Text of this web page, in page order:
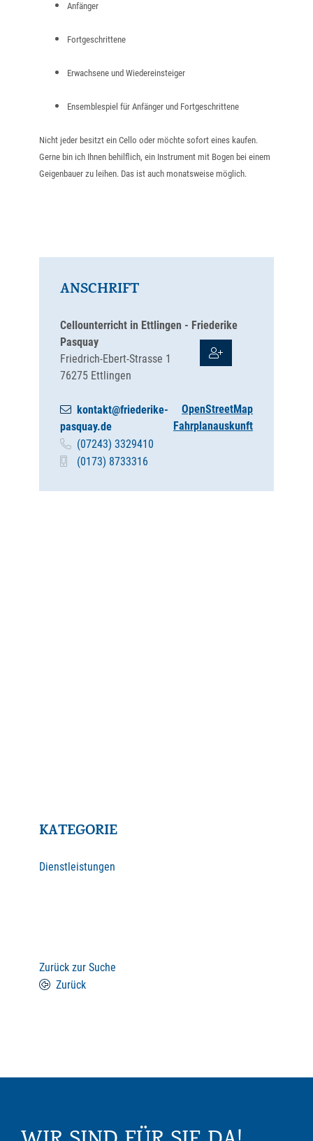
Anfänger
Fortgeschrittene
Erwachsene und Wiedereinsteiger
Ensemblespiel für Anfänger und Fortgeschrittene
Nicht jeder besitzt ein Cello oder möchte sofort eines kaufen.
Gerne bin ich Ihnen behilflich, ein Instrument mit Bogen bei einem
Geigenbauer zu leihen. Das ist auch monatsweise möglich.
ANSCHRIFT
Cellounterricht in Ettlingen - Friederike
Pasquay
Friedrich-Ebert-Strasse 1
76275 Ettlingen
OpenStreetMap
Fahrplanauskunft
kontakt@friederike-
pasquay.de
(07243) 3329410
(0173) 8733316
KATEGORIE
Dienstleistungen
Zurück zur Suche
Zurück